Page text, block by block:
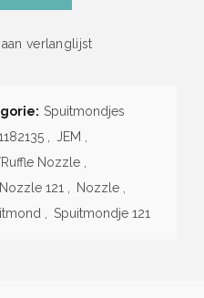
verlanglijst
Spuitmondjes
JEM
Nozzle
121
Nozzle
Spuitmondje 121